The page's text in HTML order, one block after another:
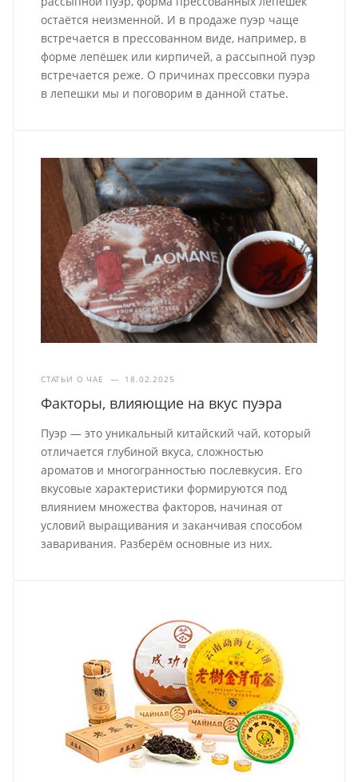
остаётся неизменной. И в продаже пуэр чаще
встречается в прессованном виде, например, в
форме лепёшек или кирпичей, а рассыпной пуэр
встречается реже. О причинах прессовки пуэра
в лепешки мы и поговорим в данной статье.
СТАТЬИ О ЧАЕ — 18.02.2025
Факторы, влияющие на вкус пуэра
Пуэр — это уникальный китайский чай, который
отличается глубиной вкуса, сложностью
ароматов и многогранностью послевкусия. Его
вкусовые характеристики формируются под
влиянием множества факторов, начиная от
условий выращивания и заканчивая способом
заваривания. Разберём основные из них.